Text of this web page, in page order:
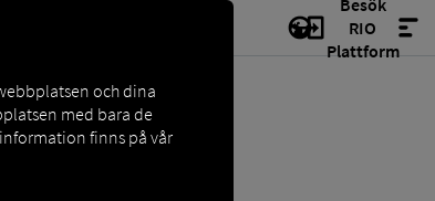
RIO
Plattform
och dina
med bara de
finns på vår